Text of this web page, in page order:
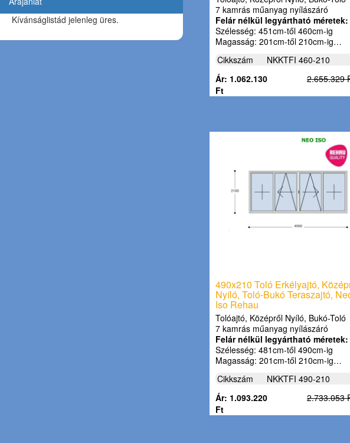
7 kamrás műanyag nyílászáró
Felár nélkül legyártható méretek:
Szélesség: 451cm-től 460cm-ig
Magasság: 201cm-től 210cm-ig…
Cikkszám
NKKTFI 460-210
Ár: 1.062.130
Ft
2.655.329
490x210 Toló Erkélyajtó,
Nyíló, Toló-Bukó Teraszajtó,
Iso Rehau
Tolóajtó, Középről Nyíló, Bukó-Toló
7 kamrás műanyag nyílászáró
Felár nélkül legyártható méretek:
Szélesség: 481cm-től 490cm-ig
Magasság: 201cm-től 210cm-ig…
Cikkszám
NKKTFI 490-210
Ár: 1.093.220
Ft
2.733.053
Kívánságlistád jelenleg üres.